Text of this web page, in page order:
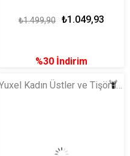
₺1.049,93
₺1.499,90
%30 İndirim
Yuxel Kadın Üstler ve Tişörtler